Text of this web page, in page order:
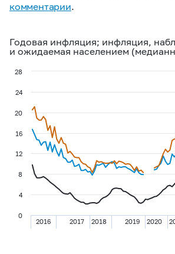
комментарии.
Годовая инфляция; инфляция,
и ожидаемая населением
2016 2017 2018 2019 2020
0
4
8
12
16
20
24
28